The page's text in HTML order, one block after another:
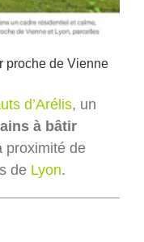
proche de Vienne
d’Arélis, un
à bâtir
proximité de
de Lyon.